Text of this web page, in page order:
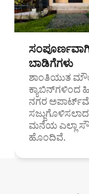
ಬಾಡಿಗೆಗಳು
ಶಾಂತಿಯುತ
ಕ್ಯಾಬಿನ್‌ಗಳಿಂದ
ನಗರ
ಮನೆಯ ಎಲ್ಲಾ
ಹೊಂದಿವೆ.